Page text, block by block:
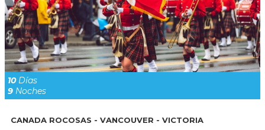
10Días
9 Noches
CANADA ROCOSAS - VANCOUVER - VICTORIA